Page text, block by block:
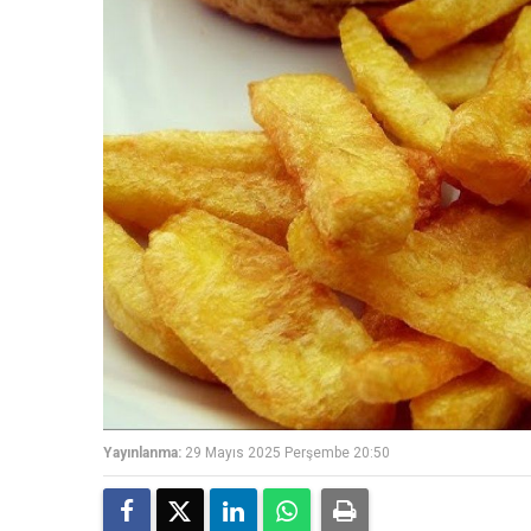
Yayınlanma: 29 Mayıs 2025 Perşembe 20:50